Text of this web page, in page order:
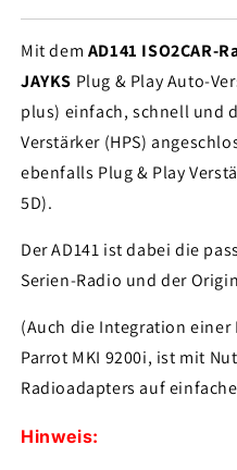
Mit dem AD141 ISO2CAR-
JAYKS Plug & Play Auto-
plus) einfach, schnell und
Verstärker (HPS)
ebenfalls Plug & Play
5D).
Der AD141 ist dabei die
Serien-Radio und der
(Auch die Integration einer
Parrot MKI 9200i, ist mit
Radioadapters auf
Hinweis: